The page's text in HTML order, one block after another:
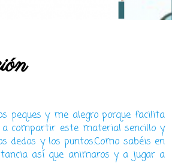
peques y me alegro porque facilita
compartir este material sencillo y
dedos y los puntos.Como sabéis en
así que animaros y a jugar a